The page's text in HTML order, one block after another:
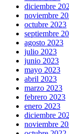
diciembre
noviembre
octubre 2023
septiembre
agosto 2023
julio 2023
junio 2023
mayo 2023
abril 2023
marzo 2023
febrero 2023
enero 2023
diciembre
noviembre